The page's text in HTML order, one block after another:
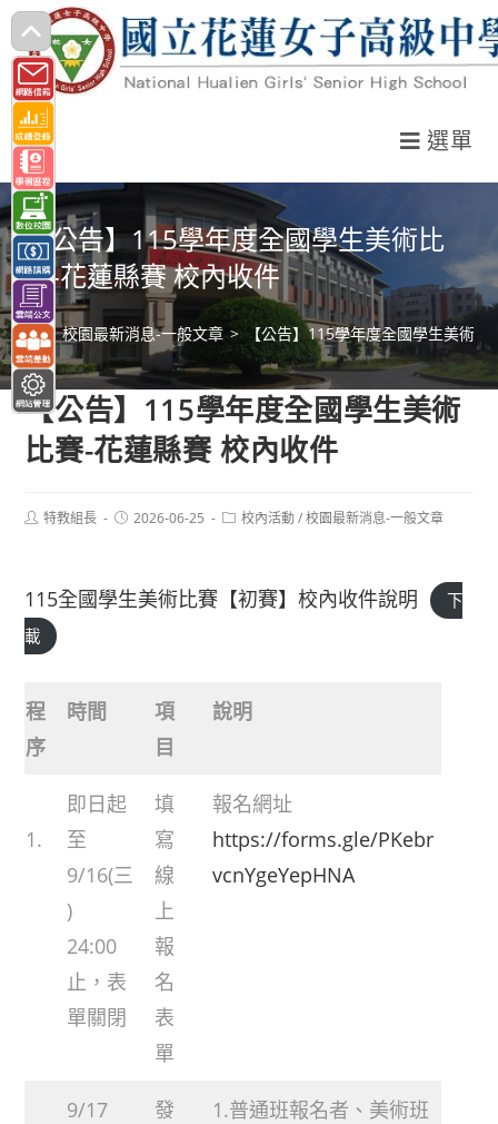
跳
轉
至
主
要
內
容
選單
【公告】115學年度全國學生美術比
賽-花蓮縣賽 校內收件
> 校園最新消息-一般文章 > 【公告】115學年度全國學生美術
【公告】115學年度全國學生美術
比賽-花蓮縣賽 校內收件
Post特教組長
Post2026-06-25
Post校內活動 / 校園最新消息-一般文章
115全國學生美術比賽【初賽】校內收件說明
下
載
程
序
時間
項
目
說明
1.
即日起
至
9/16(三
)
24:00
止，表
單關閉
填
寫
線
上
報
名
表
單
報名網址
https://forms.gle/PKebr
vcnYgeYepHNA
9/17
發
1.普通班報名者、美術班